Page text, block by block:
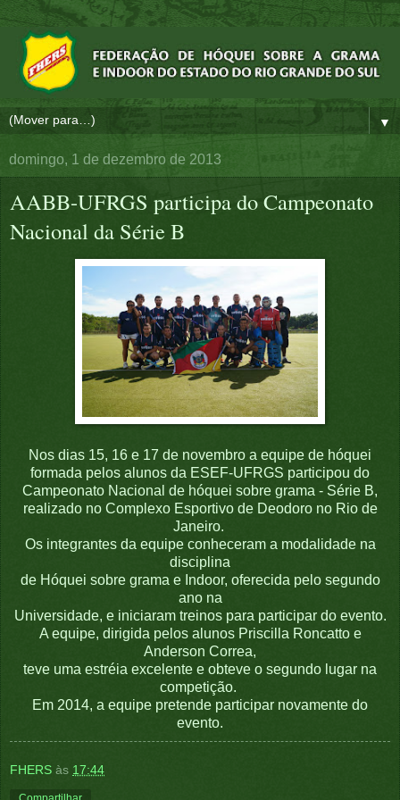
▼
domingo, 1 de dezembro de 2013
AABB-UFRGS participa do Campeonato
Nacional da Série B
Nos dias 15, 16 e 17 de novembro a equipe de hóquei
formada pelos alunos da ESEF-UFRGS participou do
Campeonato Nacional de hóquei sobre grama - Série B,
realizado no Complexo Esportivo de Deodoro no Rio de
Janeiro.
Os integrantes da equipe conheceram a modalidade na
disciplina
de Hóquei sobre grama e Indoor, oferecida pelo segundo
ano na
Universidade, e iniciaram treinos para participar do evento.
A equipe, dirigida pelos alunos Priscilla Roncatto e
Anderson Correa,
teve uma estréia excelente e obteve o segundo lugar na
competição.
Em 2014, a equipe pretende participar novamente do
evento.
FHERS às 17:44